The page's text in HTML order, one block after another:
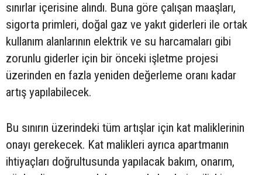
sınırlar içerisine alındı. Buna göre çalışan maaşları,
sigorta primleri, doğal gaz ve yakıt giderleri ile ortak
kullanım alanlarının elektrik ve su harcamaları gibi
zorunlu giderler için bir önceki işletme projesi
üzerinden en fazla yeniden değerleme oranı kadar
artış yapılabilecek.
Bu sınırın üzerindeki tüm artışlar için kat maliklerinin
onayı gerekecek. Kat malikleri ayrıca apartmanın
ihtiyaçları doğrultusunda yapılacak bakım, onarım,